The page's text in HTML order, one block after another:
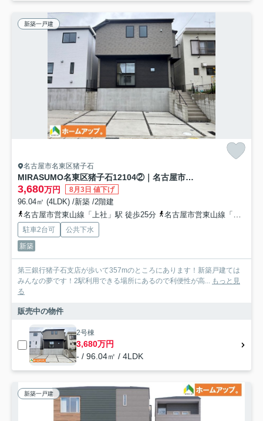
新築一戸建
名古屋市名東区猪子石
MIRASUMO名東区猪子石12104②｜名古屋市の戸建ならホームアップ
3,680万円 8月3日 値下げ
96.04㎡ (4LDK) /新築 /2階建
名古屋市営東山線「上社」駅 徒歩25分
名古屋市営東山線「本郷」駅 バス7分 名古屋市営「名東図書館」 停歩6分
駐車2台可
公共下水
新築
第三銀行猪子石支店が歩いて357mのところにあります！新築戸建ては
みんなの夢です！2駅利用できる場所にあるので利便性が高... もっと見
る
販売中の物件
2号棟
3,680万円
- / 96.04㎡ / 4LDK
新築一戸建